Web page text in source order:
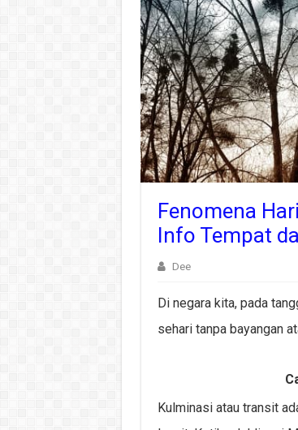
Fenomena
Info Tempat
Dee
Di negara kita, pada
sehari tanpa bayangan
Kulminasi atau transit